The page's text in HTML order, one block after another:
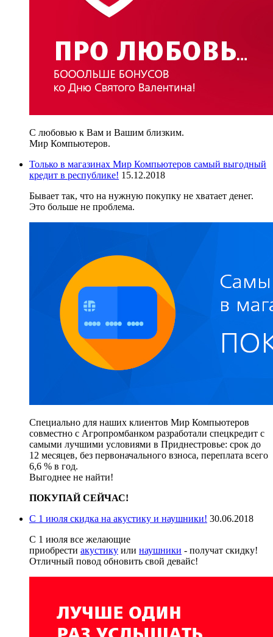
С любовью к Вам и Вашим близким.
Мир Компьютеров.
Только в магазинах Мир Компьютеров самый выгодный
кредит в республике! 15.12.2018
Бывает так, что на нужную покупку не хватает денег.
Это больше не проблема.
Специально для наших клиентов Мир Компьютеров
совместно с Агропромбанком разработали спецкредит с
самыми лучшими условиями в Приднестровье: срок до
12 месяцев, без первоначального взноса, переплата всего
6,6 % в год.
Выгоднее не найти!
ПОКУПАЙ СЕЙЧАС!
С 1 июля скидка на акустику и наушники! 30.06.2018
С 1 июля все желающие
приобрести акустику или наушники - получат скидку!
Отличный повод обновить свой девайс!